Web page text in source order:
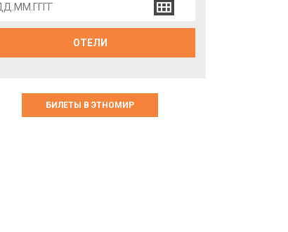
ОТЕЛИ
БИЛЕТЫ В ЭТНОМИР